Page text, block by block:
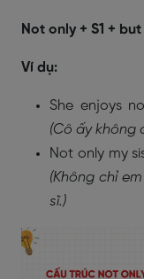
Not only + S1 +
Ví dụ:
She enjoys
(Cô ấy không
Not only my
(Không chỉ
sĩ.)